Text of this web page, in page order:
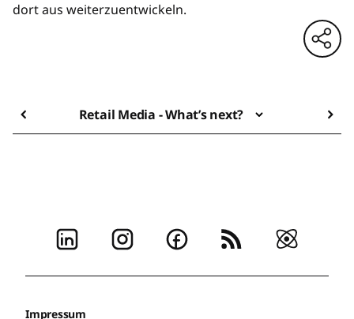
dort aus weiterzuentwickeln.
Retail Media - What’s next?
Impressum